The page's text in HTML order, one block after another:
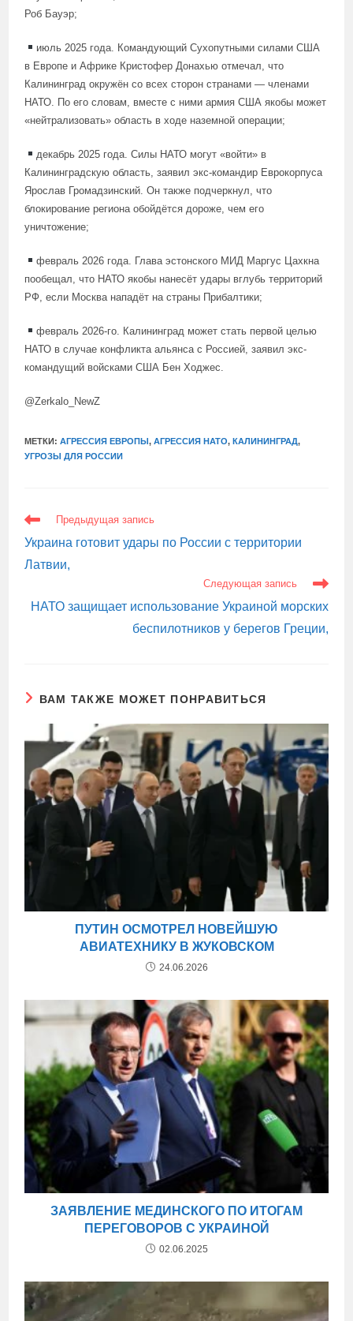
Роб Бауэр;
июль 2025 года. Командующий Сухопутными силами США
в Европе и Африке Кристофер Донахью отмечал, что
Калининград окружён со всех сторон странами — членами
НАТО. По его словам, вместе с ними армия США якобы может
«нейтрализовать» область в ходе наземной операции;
декабрь 2025 года. Силы НАТО могут «войти» в
Калининградскую область, заявил экс-командир Еврокорпуса
Ярослав Громадзинский. Он также подчеркнул, что
блокирование региона обойдётся дороже, чем его
уничтожение;
февраль 2026 года. Глава эстонского МИД Маргус Цахкна
пообещал, что НАТО якобы нанесёт удары вглубь территорий
РФ, если Москва нападёт на страны Прибалтики;
февраль 2026-го. Калининград может стать первой целью
НАТО в случае конфликта альянса с Россией, заявил экс-
командущий войсками США Бен Ходжес.
@Zerkalo_NewZ
МЕТКИ:АГРЕССИЯ ЕВРОПЫ, АГРЕССИЯ НАТО, КАЛИНИНГРАД,
УГРОЗЫ ДЛЯ РОССИИ
ЕЩЕ
СТАТЬИ
Предыдущая запись
Украина готовит удары по России с территории
Латвии,
Следующая запись
НАТО защищает использование Украиной морских
беспилотников у берегов Греции,
ВАМ ТАКЖЕ МОЖЕТ ПОНРАВИТЬСЯ
ПУТИН ОСМОТРЕЛ НОВЕЙШУЮ
АВИАТЕХНИКУ В ЖУКОВСКОМ
24.06.2026
ЗАЯВЛЕНИЕ МЕДИНСКОГО ПО ИТОГАМ
ПЕРЕГОВОРОВ С УКРАИНОЙ
02.06.2025